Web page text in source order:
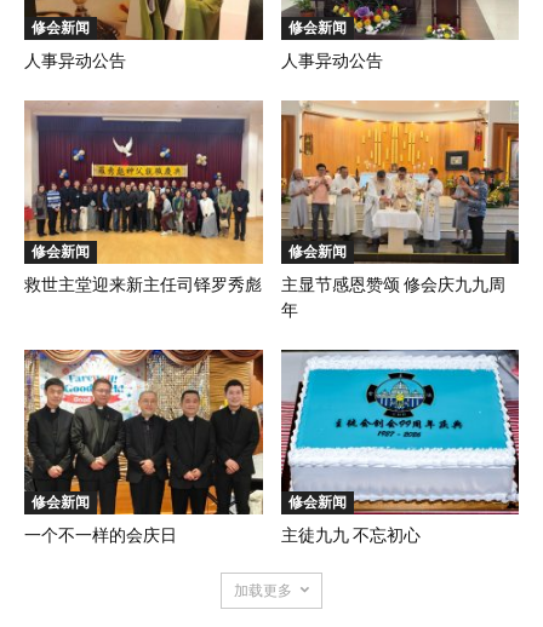
修会新闻
人事异动公告
修会新闻
人事异动公告
修会新闻
救世主堂迎来新主任司铎罗秀彪
修会新闻
主显节感恩赞颂 修会庆九九周
年
修会新闻
一个不一样的会庆日
修会新闻
主徒九九 不忘初心
加载更多